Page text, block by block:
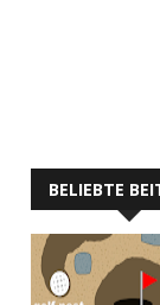
BELIEBTE